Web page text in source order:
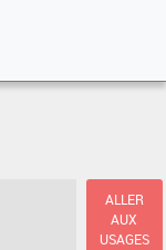
ALLER
AUX
USAGES